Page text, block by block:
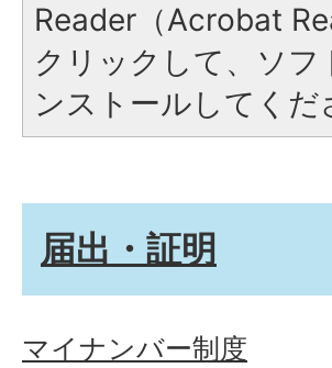
Reader（Acrobat
クリックして、ソ
ンストールしてくだ
届出・証明
マイナンバー制度